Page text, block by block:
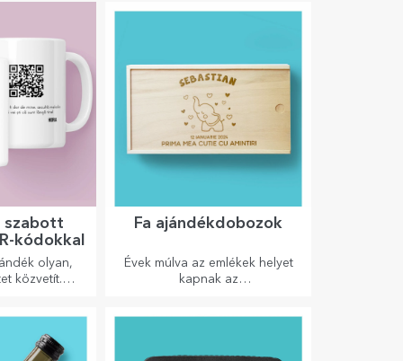
szabott
kódokkal
olyan,
közvetít.
váltsa
Fa ajándékdobozok
Évek múlva az emlékek helyet
kapnak az